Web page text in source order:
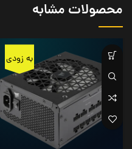
محصولات مشابه
به زودی